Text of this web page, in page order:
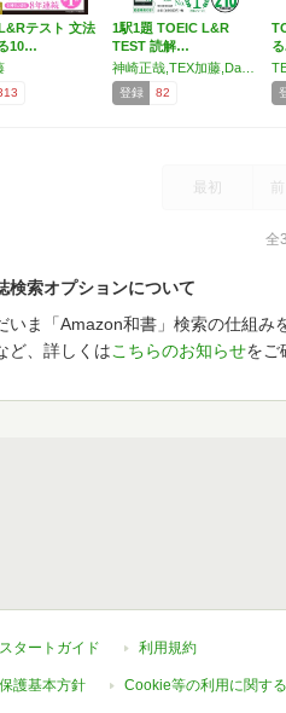
テスト 文法
10…
1駅1題 TOEIC L&R
TEST 読解…
登録 82
最初 前
全
検索オプションについて
いま「Amazon和書」検索の仕組み
ど、詳しくはこちらのお知らせをご
スタートガイド 利用規約
護基本方針 Cookie等の利用に関す